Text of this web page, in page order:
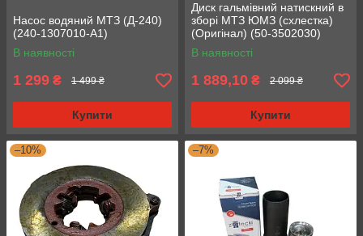
Насос водяний МТЗ (Д-240)
(240-1307010-А1)
В наявності
1 299 ₴ 1 499 ₴
Купити
Диск гальмівний натискний в
зборі МТЗ ЮМЗ (схлестка)
(Оригінал) (50-3502030)
В наявності
1 889,10 ₴ 2 099 ₴
Купити
–10% –7%